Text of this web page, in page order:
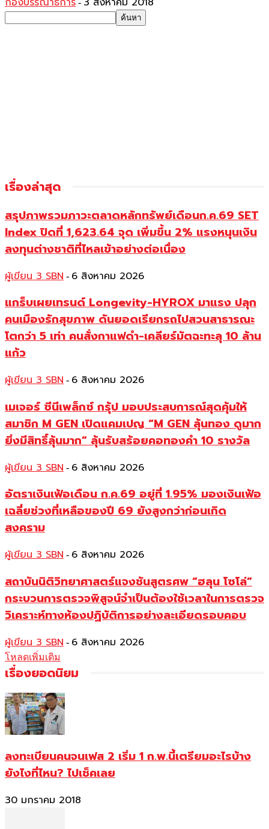
-
เรื่องล่าสุด
สรุปภาพรวมภาวะตลาดหลักทรัพย์เดือนก.ค.69 SET
Index ปิดที่ 1,623.64 จุด เพิ่มขึ้น 2% แรงหนุนเงิน
ลงทุนต่างชาติที่ไหลเข้าอย่างต่อเนื่อง
ผู้เขียน 3 SBN - 6 สิงหาคม 2026
แกร็บเผยเทรนด์ Longevity-HYROX มาแรง ปลุก
คนเมืองรักสุขภาพ ดันยอดเรียกรถไปสวนสาธารณะ
โตกว่า 5 เท่า คนสั่งกาแฟดำ-เคลียร์มัตฉะทะลุ 10 ล้าน
แก้ว
ผู้เขียน 3 SBN - 6 สิงหาคม 2026
เมเจอร์ ซีนีเพล็กซ์ กรุ้ป มอบประสบการณ์สุดคุ้มให้
สมาชิก M GEN เปิดแคมเปญ “M GEN ลุ้นทอง ดูมาก
ยิ่งมีสิทธิ์ลุ้นมาก” ลุ้นรับสร้อยคอทองคำ 10 รางวัล
ผู้เขียน 3 SBN - 6 สิงหาคม 2026
อัตราเงินเฟ้อเดือน ก.ค.69 อยู่ที่ 1.95% มองเงินเฟ้อ
เฉลี่ยช่วงที่เหลือของปี 69 ยังสูงกว่าก่อนเกิด
สงคราม
ผู้เขียน 3 SBN - 6 สิงหาคม 2026
สถาบันนิติวิทยาศาสตร์แจงชันสูตรศพ “ฮลุน โซโล่”
กระบวนการตรวจพิสูจน์จำเป็นต้องใช้เวลาในการตรวจ
วิเคราะห์ทางห้องปฏิบัติการอย่างละเอียดรอบคอบ
ผู้เขียน 3 SBN - 6 สิงหาคม 2026
โหลดเพิ่มเติม
เรื่องยอดนิยม
ลงทะเบียนคนจนเฟส 2 เริ่ม 1 ก.พ.นี้เตรียมอะไรบ้าง
ยังไงที่ไหน? ไปเช็คเลย
30 มกราคม 2018